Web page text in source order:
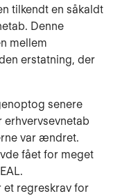
tilkendt en såkaldt
Denne
mellem
erstatning, der
senere
var ændret.
fået for meget
et regreskrav for